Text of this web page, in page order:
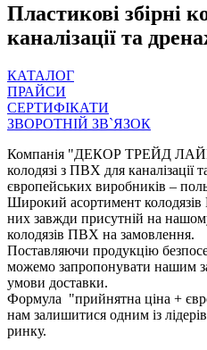
Пластикові збірні
каналізації та
КАТАЛОГ
ПРАЙСИ
СЕРТИФІКАТИ
ЗВОРОТНІЙ ЗВ`ЯЗОК
Компанія "ДЕКОР ТРЕЙД
колодязі з ПВХ для каналізації
європейських виробників –
Широкий асортимент
них завжди присутній на
колодязів ПВХ на замовлення.
Поставляючи продукцію
можемо запропонувати нашим
умови доставки.
Формула "прийнятна ціна +
нам залишитися одним із
ринку.